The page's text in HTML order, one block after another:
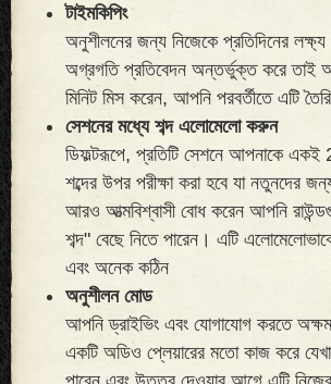
টাইমকিপিং
অনুশীলনের জন্য নিজেকে প্রতিদিনের
অগ্রগতি প্রতিবেদন অন্তর্ভুক্ত করে তাই
মিনিট মিস করেন, আপনি পরবর্তীতে এটি
সেশনের মধ্যে শব্দ এলোমেলো করুন
ডিফল্টরূপে, প্রতিটি সেশনে আপনাকে
শব্দের উপর পরীক্ষা করা হবে যা নতুনদের
আরও আত্মবিশ্বাসী বোধ করেন আপনি
শব্দ" বেছে নিতে পারেন। এটি এলোমেলোভাবে
এবং অনেক কঠিন
অনুশীলন মোড
আপনি ড্রাইভিং এবং যোগাযোগ করতে
একটি অডিও প্লেয়ারের মতো কাজ করে